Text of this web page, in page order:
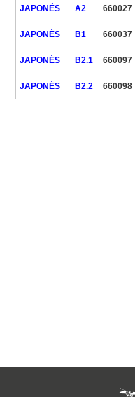
JAPONÉS A2 660027
JAPONÉS B1 660037
JAPONÉS B2.1 660097
JAPONÉS B2.2 660098